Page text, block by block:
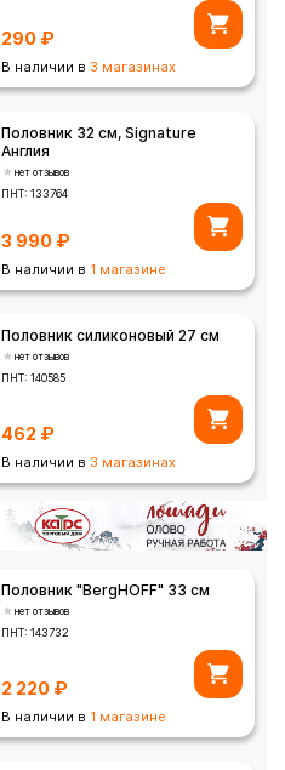
290 ₽
В наличии в 3 магазинах
Половник 32 см, Signature
Англия
нет отзывов
ПНТ:133764
3 990 ₽
В наличии в 1 магазине
Половник силиконовый 27 см
нет отзывов
ПНТ:140585
462 ₽
В наличии в 3 магазинах
Половник "BergHOFF" 33 см
нет отзывов
ПНТ:143732
2 220 ₽
В наличии в 1 магазине